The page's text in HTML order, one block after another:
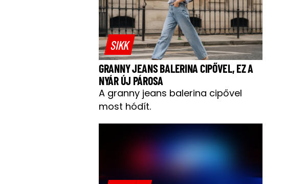
SIKK
GRANNY JEANS BALERINA CIPŐVEL, EZ A
NYÁR ÚJ PÁROSA
A granny jeans balerina cipővel
most hódít.